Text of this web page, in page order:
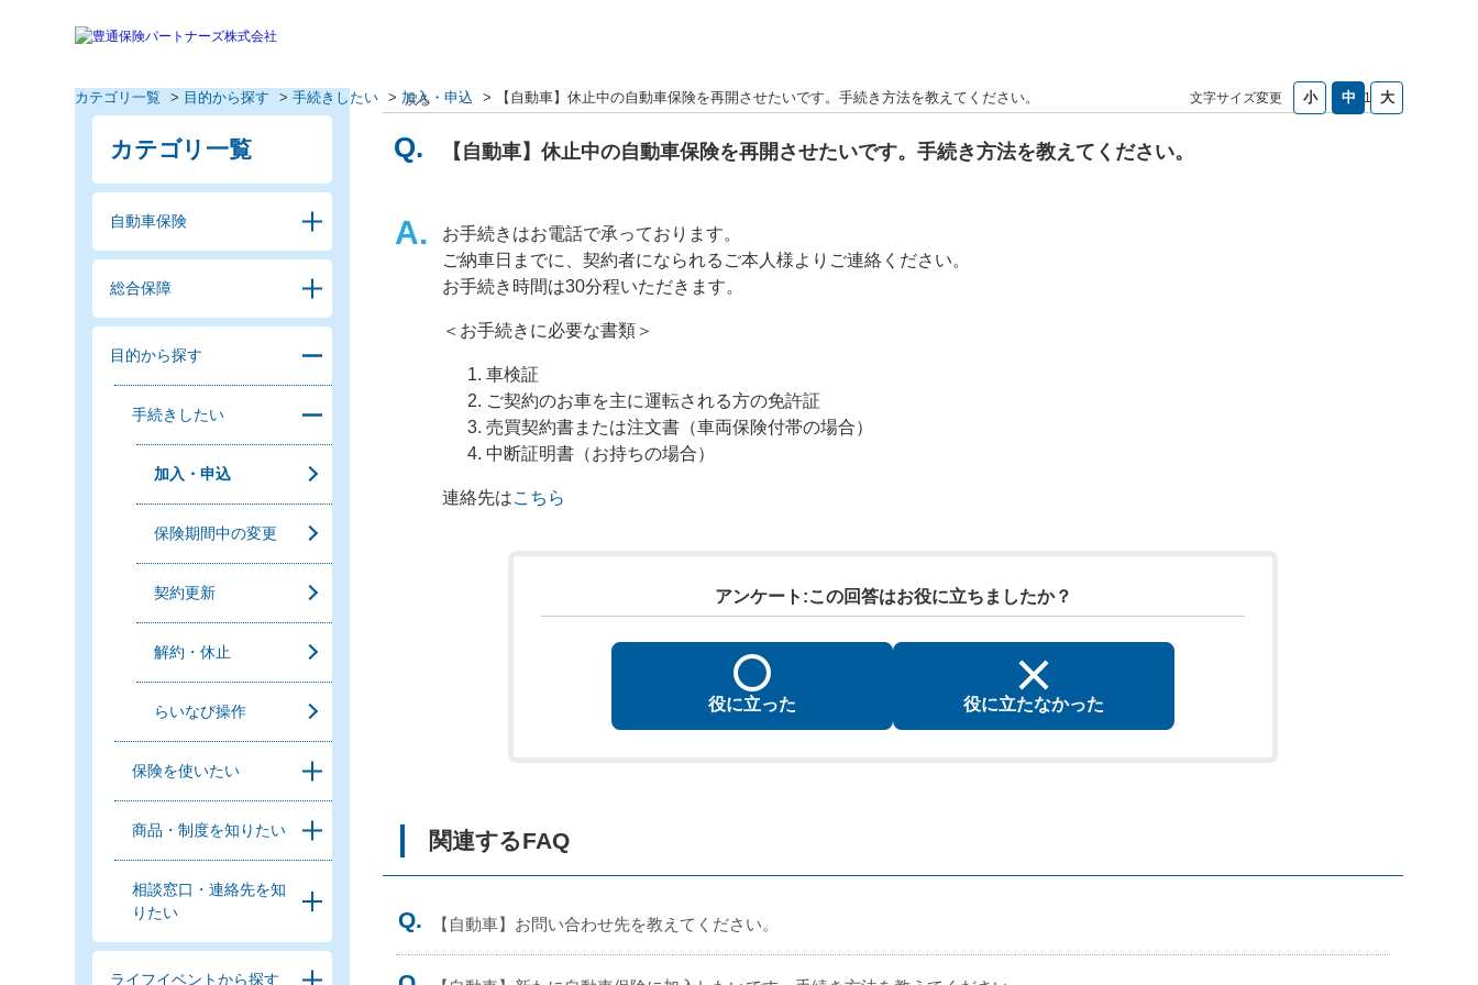
文字サイズ変更
カテゴリ一覧 > 目的から探す > 手続きしたい > 加入・申込 > 【自動車】休止中の自動車保険を再開させたいです。手続き方法を教えてください。
カテゴリ一覧
自動車保険
総合保障
目的から探す
手続きしたい
加入・申込
保険期間中の変更
契約更新
解約・休止
らいなび操作
保険を使いたい
商品・制度を知りたい
相談窓口・連絡先を知
りたい
ライフイベントから探す
戻る No : 133
【自動車】休止中の自動車保険を再開させたいです。手続き方法を教えてください。
お手続きはお電話で承っております。
ご納車日までに、契約者になられるご本人様よりご連絡ください。
お手続き時間は30分程いただきます。
＜お手続きに必要な書類＞
車検証
ご契約のお車を主に運転される方の免許証
売買契約書または注文書（車両保険付帯の場合）
中断証明書（お持ちの場合）
連絡先はこちら
アンケート:この回答はお役に立ちましたか？
役に立った 役に立たなかった
関連するFAQ
【自動車】お問い合わせ先を教えてください。